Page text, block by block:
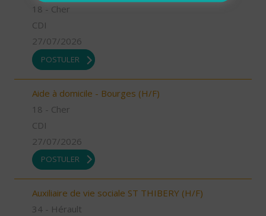
18 - Cher
CDI
27/07/2026
POSTULER
Aide à domicile - Bourges (H/F)
18 - Cher
CDI
27/07/2026
POSTULER
Auxiliaire de vie sociale ST THIBERY (H/F)
34 - Hérault